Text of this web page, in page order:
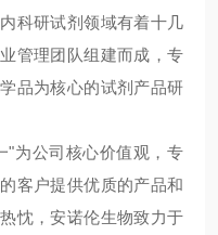
科研试剂领域有着十几
管理团队组建而成，专
品为核心的试剂产品研
"为公司核心价值观，专
客户提供优质的产品和
忱，安诺伦生物致力于